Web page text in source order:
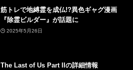
筋トレで地縛霊を成仏!?異色ギャグ漫画
『除霊ビルダー』が話題に
2025年5月26日
The Last of Us Part IIの詳細情報